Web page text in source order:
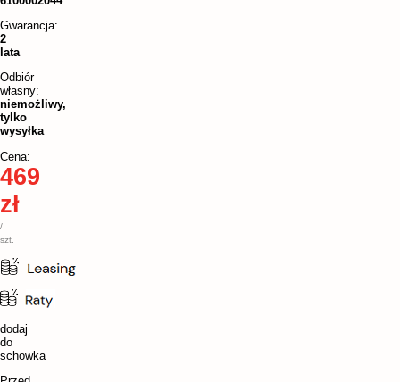
Gwarancja:
2
lata
Odbiór
własny:
niemożliwy,
tylko
wysyłka
Cena:
469
zł
/
szt.
dodaj
do
schowka